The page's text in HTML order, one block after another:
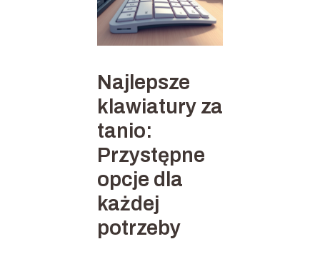
Najlepsze
klawiatury za
tanio:
Przystępne
opcje dla
każdej
potrzeby